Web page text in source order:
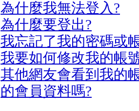
為什麼我無法登入?
為什麼要登出?
我忘記了我的密碼或
我要如何修改我的帳
其他網友會看到我的
的會員資料嗎?